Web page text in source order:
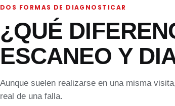
DOS FORMAS DE DIAGNOSTICAR
¿QUÉ
ESCANEO Y
Aunque suelen realizarse en una misma
real de una falla.